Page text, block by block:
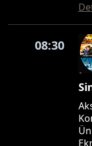
08:30